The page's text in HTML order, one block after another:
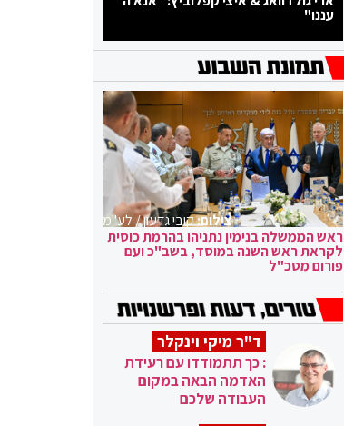
עננו"
צילום:קובי גדעון / לע"מ
ראש הממשלה בנימין נתניהו בהרמת כוסית
לקראת ראש השנה במוסד, בשב"כ ועם
פורום מטכ"ל
ד"ר מיקי וינקלר
: כך תתמודדו עם רעידת
האדמה הבאה במקום
העבודה שלכם